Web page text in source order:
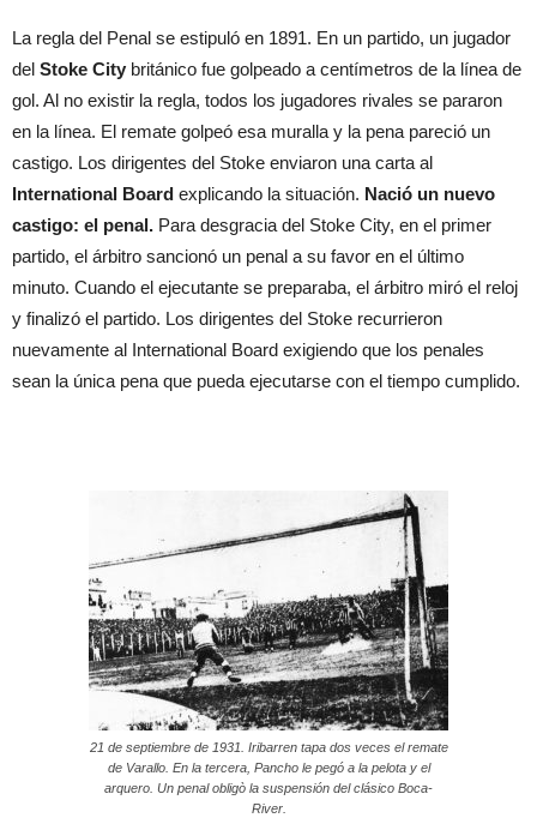
La regla del Penal se estipuló en 1891. En un partido, un jugador
del Stoke City británico fue golpeado a centímetros de la línea de
gol. Al no existir la regla, todos los jugadores rivales se pararon
en la línea. El remate golpeó esa muralla y la pena pareció un
castigo. Los dirigentes del Stoke enviaron una carta al
International Board explicando la situación. Nació un nuevo
castigo: el penal. Para desgracia del Stoke City, en el primer
partido, el árbitro sancionó un penal a su favor en el último
minuto. Cuando el ejecutante se preparaba, el árbitro miró el reloj
y finalizó el partido. Los dirigentes del Stoke recurrieron
nuevamente al International Board exigiendo que los penales
sean la única pena que pueda ejecutarse con el tiempo cumplido.
21 de septiembre de 1931. Iribarren tapa dos veces el remate
de Varallo. En la tercera, Pancho le pegó a la pelota y el
arquero. Un penal obligò la suspensión del clásico Boca-
River.